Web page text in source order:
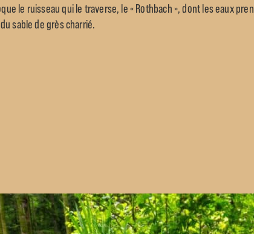
le ruisseau qui le traverse, le « Rothbach », dont les eaux
sable de grès charrié.